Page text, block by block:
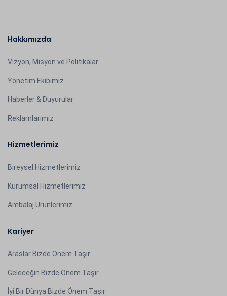
Hakkımızda
Vizyon, Misyon ve Politikalar
Yönetim Ekibimiz
Haberler & Duyurular
Reklamlarımız
Hizmetlerimiz
Bireysel Hizmetlerimiz
Kurumsal Hizmetlerimiz
Ambalaj Ürünlerimiz
Kariyer
Araslar Bizde Önem Taşır
Geleceğin Bizde Önem Taşır
İyi Bir Dünya Bizde Önem Taşır